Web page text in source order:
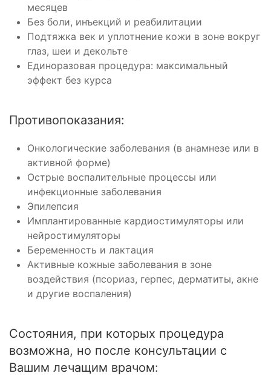
месяцев
Без боли, инъекций и реабилитации
Подтяжка век и уплотнение кожи в зоне вокруг
глаз, шеи и декольте
Единоразовая процедура: максимальный
эффект без курса
Противопоказания:
Онкологические заболевания (в анамнезе или в
активной форме)
Острые воспалительные процессы или
инфекционные заболевания
Эпилепсия
Имплантированные кардиостимуляторы или
нейростимуляторы
Беременность и лактация
Активные кожные заболевания в зоне
воздействия (псориаз, герпес, дерматиты, акне
и другие воспаления)
Состояния, при которых процедура
возможна, но после консультации с
Вашим лечащим врачом: